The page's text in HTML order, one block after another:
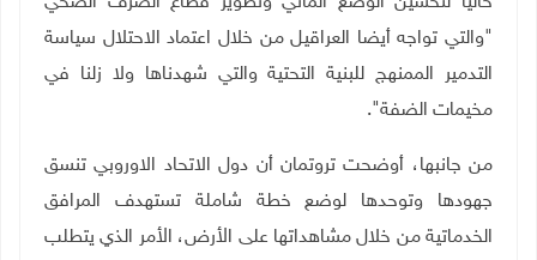
"والتي تواجه أيضا العراقيل من خلال اعتماد الاحتلال سياسة
التدمير الممنهج للبنية التحتية والتي شهدناها ولا زلنا في
مخيمات الضفة".
من جانبها، أوضحت تروتمان أن دول الاتحاد الاوروبي تنسق
جهودها وتوحدها لوضع خطة شاملة تستهدف المرافق
الخدماتية من خلال مشاهداتها على الأرض، الأمر الذي يتطلب